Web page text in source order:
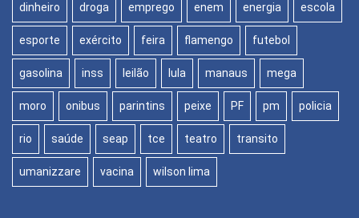
dinheiro droga emprego enem energia escola
esporte exército feira flamengo futebol
gasolina inss leilão lula manaus mega
moro onibus parintins peixe PF pm policia
rio saúde seap tce teatro transito
umanizzare vacina wilson lima